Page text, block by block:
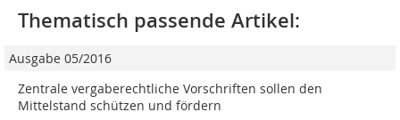
Thematisch passende Artikel:
Ausgabe 05/2016
Zentrale vergaberechtliche Vorschriften sollen den
Mittelstand schützen und fördern